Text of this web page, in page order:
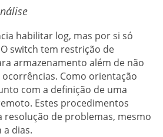
habilitar log, mas por si só
switch tem restrição de
armazenamento além de não
Como orientação
com a definição de uma
Estes procedimentos
resolução de problemas, mesmo
dias.